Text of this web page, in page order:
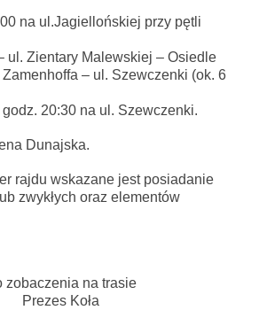
na ul.Jagiellońskiej przy pętli
ul. Zientary Malewskiej – Osiedle
– ul. Szewczenki (ok. 6
20:30 na ul. Szewczenki.
Dunajska.
rajdu wskazane jest posiadanie
zwykłych oraz elementów
zobaczenia na trasie
Prezes Koła